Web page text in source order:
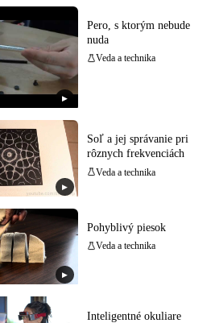
▶
Pero, s ktorým nebude
nuda
Veda a technika
▶
Soľ a jej správanie pri
rôznych frekvenciách
Veda a technika
▶
Pohyblivý piesok
Veda a technika
Inteligentné okuliare